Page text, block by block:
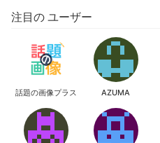
注目の ユーザー
話題の画像プラス AZUMA